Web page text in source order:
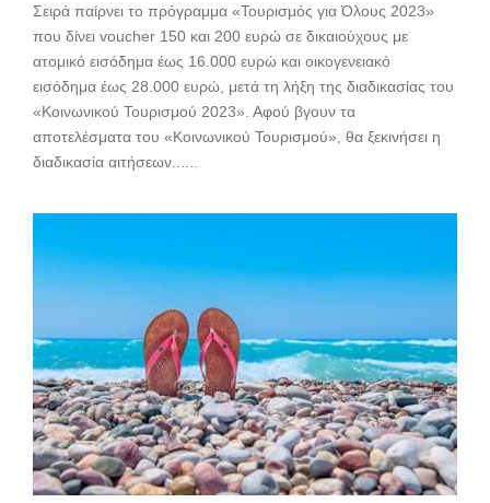
Σειρά παίρνει το πρόγραμμα «Τουρισμός για Όλους 2023»
που δίνει voucher 150 και 200 ευρώ σε δικαιούχους με
ατομικό εισόδημα έως 16.000 ευρώ και οικογενειακό
εισόδημα έως 28.000 ευρώ, μετά τη λήξη της διαδικασίας του
«Κοινωνικού Τουρισμού 2023». Αφού βγουν τα
αποτελέσματα του «Κοινωνικού Τουρισμού», θα ξεκινήσει η
διαδικασία αιτήσεων......